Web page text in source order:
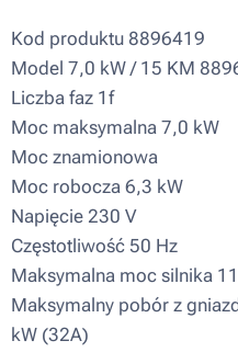
Kod produktu 8896419
Model 7,0 kW / 15 KM
Liczba faz 1f
Moc maksymalna 7,0 kW
Moc znamionowa
Moc robocza 6,3 kW
Napięcie 230 V
Częstotliwość 50 Hz
Maksymalna moc silnika
Maksymalny pobór z
kW (32A)